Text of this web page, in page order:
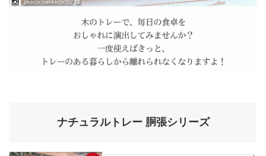
ナチュラルトレー 胴張シリーズ